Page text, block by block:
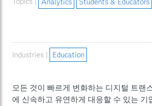
Industries | Education
모든 것이 빠르게 변화하는 디지털 트랜
에 신속하고 유연하게 대응할 수 있는 기